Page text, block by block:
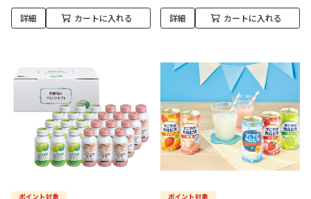
詳細 カートに入れる 詳細 カートに入れる